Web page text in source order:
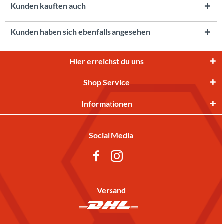
Kunden kauften auch
Kunden haben sich ebenfalls angesehen
Hier erreichst du uns
Shop Service
Informationen
Social Media
Versand